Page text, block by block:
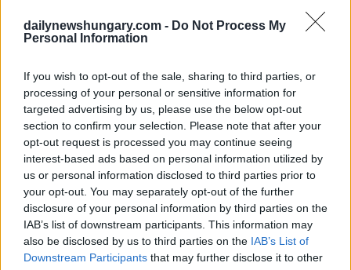
dailynewshungary.com - Do Not Process My
Personal Information
If you wish to opt-out of the sale, sharing to third parties, or
processing of your personal or sensitive information for
targeted advertising by us, please use the below opt-out
section to confirm your selection. Please note that after your
opt-out request is processed you may continue seeing
interest-based ads based on personal information utilized by
us or personal information disclosed to third parties prior to
your opt-out. You may separately opt-out of the further
disclosure of your personal information by third parties on the
IAB’s list of downstream participants. This information may
also be disclosed by us to third parties on the IAB’s List of
Downstream Participants that may further disclose it to other
Breaking: Der neue Premierminister Magyar hat die
letzten 2 Minister ernannt, die Regierungsaufstellung
steht fest
Vorsitzender der Tisza-Partei behauptet, sie werde die
Transparenz aufrechterhalten
Magyar versprach auch volle finanzielle Transparenz und
bestätigte, dass die Partei die Namen aller Spender, die
innerhalb der gesetzlich vorgeschriebenen Frist mehr als
500.000 HUF spenden, offenlegen wird.
Wáberer, einer der reichsten Geschäftsleute Ungarns, hatte